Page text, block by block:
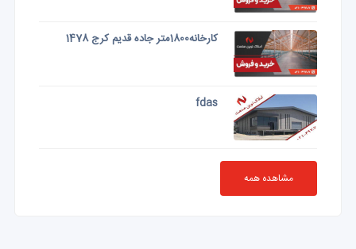
کارخانه1800متر جاده قدیم کرج 1478
fdas
مشاهده همه